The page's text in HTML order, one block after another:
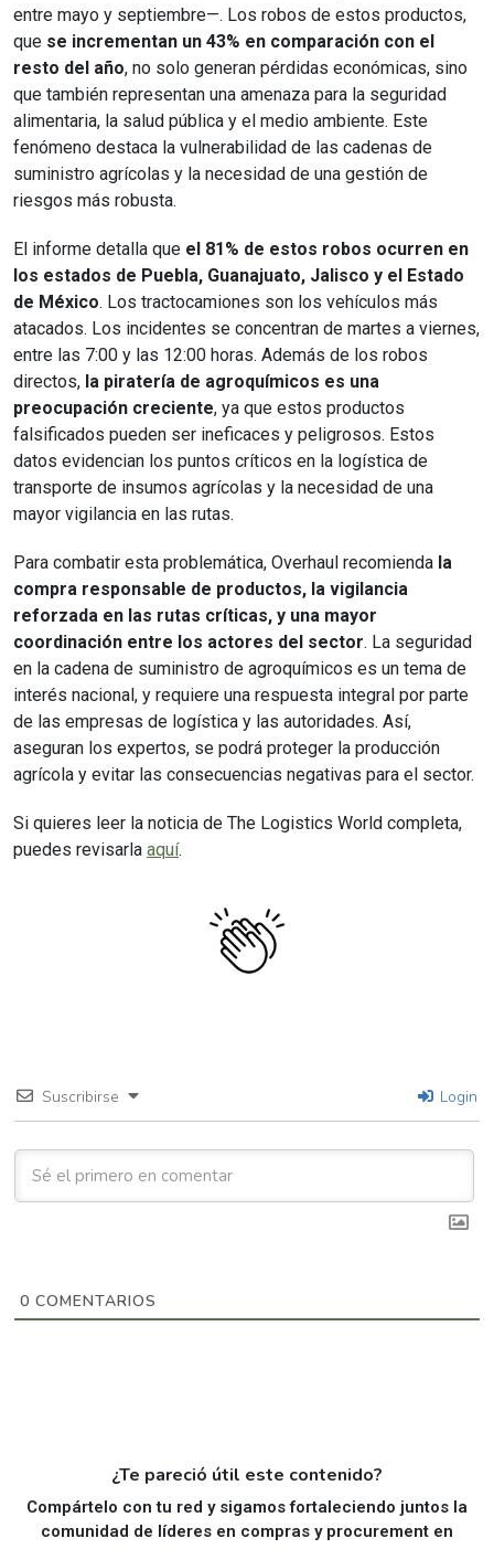
entre mayo y septiembre—. Los robos de estos productos,
que se incrementan un 43% en comparación con el
resto del año, no solo generan pérdidas económicas, sino
que también representan una amenaza para la seguridad
alimentaria, la salud pública y el medio ambiente. Este
fenómeno destaca la vulnerabilidad de las cadenas de
suministro agrícolas y la necesidad de una gestión de
riesgos más robusta.
El informe detalla que el 81% de estos robos ocurren en
los estados de Puebla, Guanajuato, Jalisco y el Estado
de México. Los tractocamiones son los vehículos más
atacados. Los incidentes se concentran de martes a viernes,
entre las 7:00 y las 12:00 horas. Además de los robos
directos, la piratería de agroquímicos es una
preocupación creciente, ya que estos productos
falsificados pueden ser ineficaces y peligrosos. Estos
datos evidencian los puntos críticos en la logística de
transporte de insumos agrícolas y la necesidad de una
mayor vigilancia en las rutas.
Para combatir esta problemática, Overhaul recomienda la
compra responsable de productos, la vigilancia
reforzada en las rutas críticas, y una mayor
coordinación entre los actores del sector. La seguridad
en la cadena de suministro de agroquímicos es un tema de
interés nacional, y requiere una respuesta integral por parte
de las empresas de logística y las autoridades. Así,
aseguran los expertos, se podrá proteger la producción
agrícola y evitar las consecuencias negativas para el sector.
Si quieres leer la noticia de The Logistics World completa,
puedes revisarla aquí.
Suscribirse Login
0 COMENTARIOS
¿Te pareció útil este contenido?
Compártelo con tu red y sigamos fortaleciendo juntos la
comunidad de líderes en compras y procurement en